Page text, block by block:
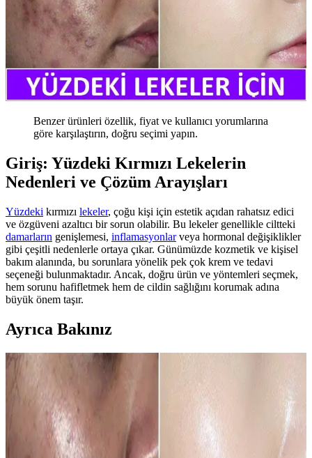
Benzer ürünleri özellik, fiyat ve kullanıcı yorumlarına
göre karşılaştırın, doğru seçimi yapın.
Giriş: Yüzdeki Kırmızı Lekelerin
Nedenleri ve Çözüm Arayışları
Yüzdeki kırmızı lekeler, çoğu kişi için estetik açıdan rahatsız edici
ve özgüveni azaltıcı bir sorun olabilir. Bu lekeler genellikle ciltteki
damarların genişlemesi, inflamasyonlarveya hormonal değişiklikler
gibi çeşitli nedenlerle ortaya çıkar. Günümüzde kozmetik ve kişisel
bakım alanında, bu sorunlara yönelik pek çok krem ve tedavi
seçeneği bulunmaktadır. Ancak, doğru ürün ve yöntemleri seçmek,
hem sorunu hafifletmek hem de cildin sağlığını korumak adına
büyük önem taşır.
Ayrıca Bakınız
Göz İçinde Kırmızı Leke Nedenleri ve Göz Sağlığını
Koruma Yöntemleri
Göz içindeki kırmızı lekeler genellikle geçici ve tedavi edilebilir.
Uzun süre devam ederse, uzman görüşü almak önemlidir. Göz
sağlığını korumak için düzenli kontroller ve doğru bakım şarttır.